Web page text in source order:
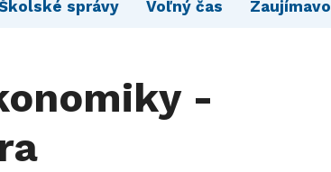
správy Voľný čas
-